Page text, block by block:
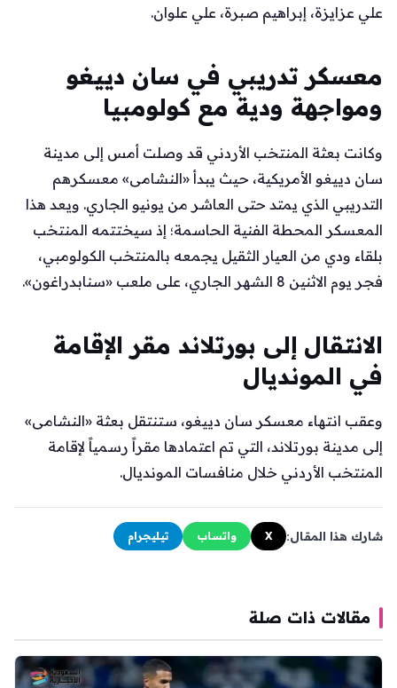
علي عزايزة، إبراهيم صبرة، علي علوان.
معسكر تدريبي في سان دييغو
ومواجهة ودية مع كولومبيا
وكانت بعثة المنتخب الأردني قد وصلت أمس إلى مدينة
سان دييغو الأمريكية، حيث يبدأ «النشامى» معسكرهم
التدريبي الذي يمتد حتى العاشر من يونيو الجاري. ويعد هذا
المعسكر المحطة الفنية الحاسمة؛ إذ سيختتمه المنتخب
بلقاء ودي من العيار الثقيل يجمعه بالمنتخب الكولومبي،
فجر يوم الاثنين 8 الشهر الجاري، على ملعب «سنابدراغون».
الانتقال إلى بورتلاند مقر الإقامة
في المونديال
وعقب انتهاء معسكر سان دييغو، ستنتقل بعثة «النشامى»
إلى مدينة بورتلاند، التي تم اعتمادها مقراً رسمياً لإقامة
المنتخب الأردني خلال منافسات المونديال.
شارك هذا المقال: X واتساب تيليجرام
مقالات ذات صلة